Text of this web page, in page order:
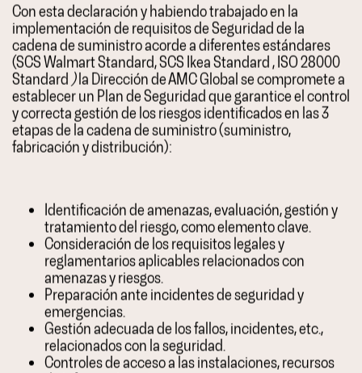
Con esta declaración y habiendo trabajado en la
implementación de requisitos de Seguridad de la
cadena de suministro acorde a diferentes estándares
(SCS Walmart Standard, SCS Ikea Standard , ISO 28000
Standard )la Dirección de AMC Global se compromete a
establecer un Plan de Seguridad que garantice el control
y correcta gestión de los riesgos identificados en las 3
etapas de la cadena de suministro (suministro,
fabricación y distribución):
Identificación de amenazas, evaluación, gestión y
tratamiento del riesgo, como elemento clave.
Consideración de los requisitos legales y
reglamentarios aplicables relacionados con
amenazas y riesgos.
Preparación ante incidentes de seguridad y
emergencias.
Gestión adecuada de los fallos, incidentes, etc.,
relacionados con la seguridad.
Controles de acceso a las instalaciones, recursos